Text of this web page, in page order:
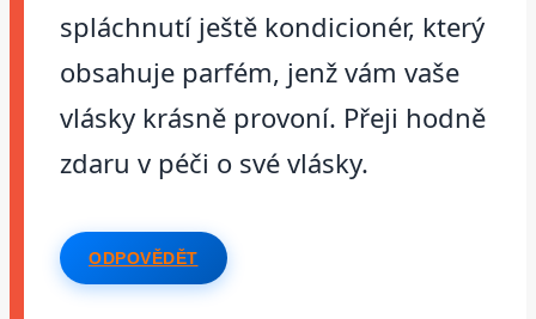
spláchnutí ještě kondicionér, který
obsahuje parfém, jenž vám vaše
vlásky krásně provoní. Přeji hodně
zdaru v péči o své vlásky.
ODPOVĚDĚT